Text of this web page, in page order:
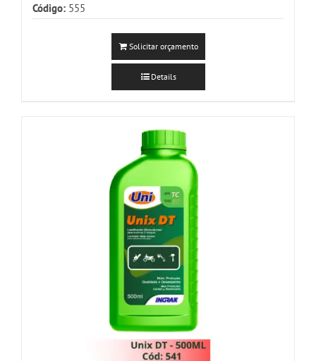
Código: 555
Solicitar orçamento
Details